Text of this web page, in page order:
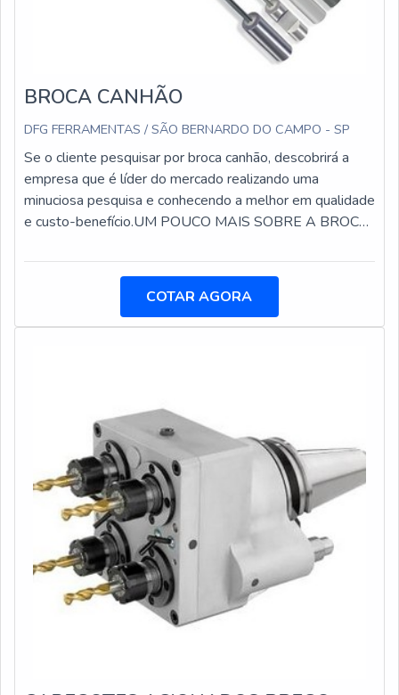
BROCA CANHÃO
DFG FERRAMENTAS / SÃO BERNARDO DO CAMPO - SP
Se o cliente pesquisar por broca canhão, descobrirá a
empresa que é líder do mercado realizando uma
minuciosa pesquisa e conhecendo a melhor em qualidade
e custo-benefício.UM POUCO MAIS SOBRE A BROCA
empresa inovadora, descobre a DFG Ferramentas. Com
intercambiáveis e cabeças alargadoras de troca rápida, a
companhia oferece o que há de melhor no mercado para
assertividade, pequenos detalhes, mas de grande valia
para saber a procedência e seriedade da empresa.É
importante lembrar que o produto deve ser adquirido
com empresas especializadas. Esse tipo de cuidado
ajuda a garantir a qualidade e durabilidade dos materiais,
além de evitar prejuízos com substituições frequentes
de produtos que não cumprem com suas funções
adequadamente. Assim, é possível poupar gastos
desnecessários.Existem diversos motivos para a DFG
Ferramentas ter se tornado destaque quando pensamos
em uma empresa que entrega confiança e serviços de
COTAR AGORA